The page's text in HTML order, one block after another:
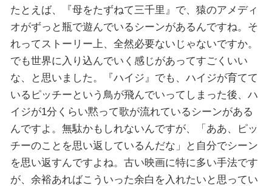
たとえば、『母をたずねて三千里』で、猿のアメディ
オがずっと瓶で遊んでいるシーンがあるんですね。そ
れってストーリー上、全然必要ないじゃないですか。
でも世界に入り込んでいく感じがあってすごくいい
な、と思いました。『ハイジ』でも、ハイジが育てて
いるピッチーという鳥が飛んでいってしまった後、ハ
イジが1分くらい黙って歌が流れているシーンがある
んですよ。無駄かもしれないんですが、「ああ、ピッ
チーのことを思い返しているんだな」と自分でシーン
を思い返すんですよね。古い映画に特に多い手法です
が、余裕あればこういった余白を入れたいと思ってい